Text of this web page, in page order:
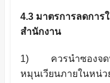
4.3 มาตรการลดกา
สำนักงาน
1) ควรนำซองจด
หมุนเวียนภายในห